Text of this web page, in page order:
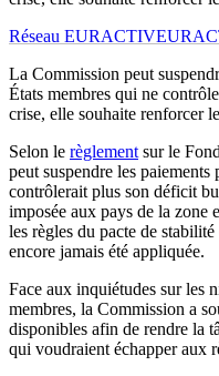
Réseau EURACTIV
La Commission peut
États membres qui ne
crise, elle souhaite renforcer
Selon le règlement sur le
peut suspendre les
contrôlerait plus son déficit
imposée aux pays de la zone
les règles du pacte de
encore jamais été appliquée.
Face aux inquiétudes sur les
membres, la Commission a
disponibles afin de rendre la
qui voudraient échapper aux